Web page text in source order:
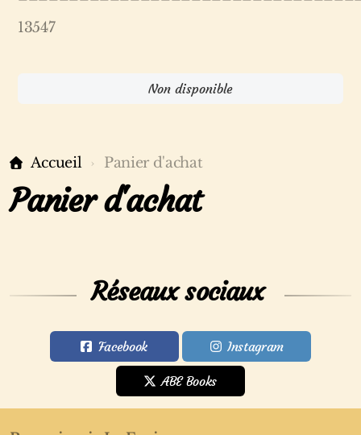
13547
Non disponible
Accueil Panier d'achat
Panier d'achat
Réseaux sociaux
Facebook Instagram
ABE Books